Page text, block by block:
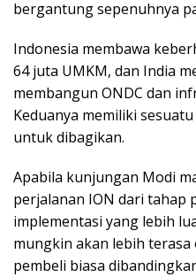
bergantung sepenuhnya
Indonesia membawa
64 juta UMKM, dan India
membangun ONDC dan
Keduanya memiliki
untuk dibagikan.
Apabila kunjungan Modi
perjalanan ION dari tahap
implementasi yang lebih
mungkin akan lebih terasa
pembeli biasa